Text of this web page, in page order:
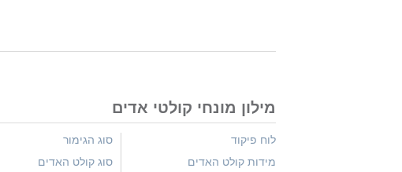
מילון מונחי קולטי אדים
לוח פיקוד
מידות קולט האדים
סוג הגימור
סוג קולט האדים